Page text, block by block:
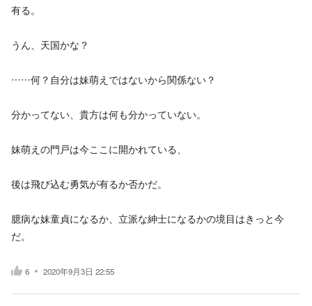
有る。
うん、天国かな？
……何？自分は妹萌えではないから関係ない？
分かってない、貴方は何も分かっていない。
妹萌えの門戸は今ここに開かれている、
後は飛び込む勇気が有るか否かだ。
臆病な妹童貞になるか、立派な紳士になるかの境目はきっと今
だ。
6 2020年9月3日 22:55